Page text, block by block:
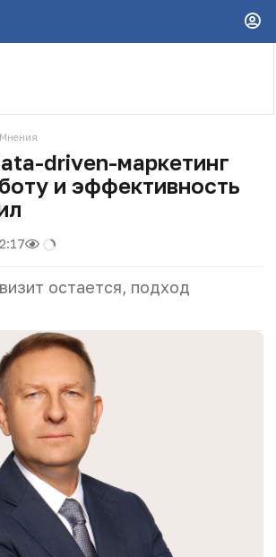
Мнения
driven-маркетинг
и эффективность
остается, подход